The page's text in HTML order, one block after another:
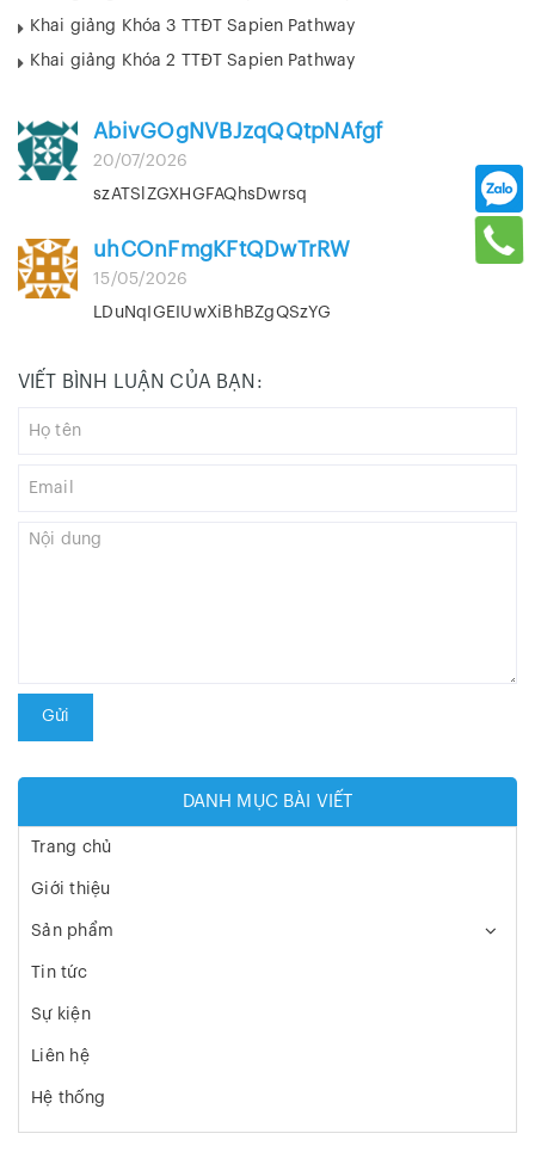
Khai giảng Khóa 3 TTĐT Sapien Pathway
Khai giảng Khóa 2 TTĐT Sapien Pathway
AbivGOgNVBJzqQQtpNAfgf
20/07/2026
szATSlZGXHGFAQhsDwrsq
uhCOnFmgKFtQDwTrRW
15/05/2026
LDuNqIGEIUwXiBhBZgQSzYG
VIẾT BÌNH LUẬN CỦA BẠN:
Gửi
DANH MỤC BÀI VIẾT
Trang chủ
Giới thiệu
Sản phẩm
Tin tức
Sự kiện
Liên hệ
Hệ thống